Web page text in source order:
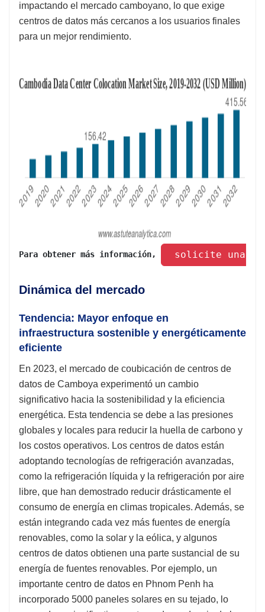
impactando el mercado camboyano, lo que exige
centros de datos más cercanos a los usuarios finales
para un mejor rendimiento.
Para obtener más información, solicite una
Dinámica del mercado
Tendencia: Mayor enfoque en
infraestructura sostenible y energéticamente
eficiente
En 2023, el mercado de coubicación de centros de
datos de Camboya experimentó un cambio
significativo hacia la sostenibilidad y la eficiencia
energética. Esta tendencia se debe a las presiones
globales y locales para reducir la huella de carbono y
los costos operativos. Los centros de datos están
adoptando tecnologías de refrigeración avanzadas,
como la refrigeración líquida y la refrigeración por aire
libre, que han demostrado reducir drásticamente el
consumo de energía en climas tropicales. Además, se
están integrando cada vez más fuentes de energía
renovables, como la solar y la eólica, y algunos
centros de datos obtienen una parte sustancial de su
energía de fuentes renovables. Por ejemplo, un
importante centro de datos en Phnom Penh ha
incorporado 5000 paneles solares en su tejado, lo